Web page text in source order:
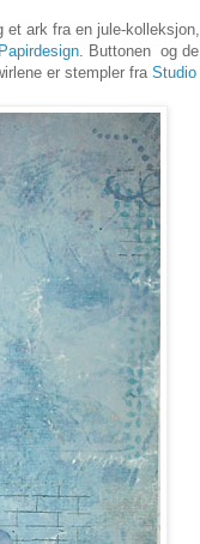
et ark fra en jule-kolleksjon,
Papirdesign. Buttonen og de
er stempler fra Studio